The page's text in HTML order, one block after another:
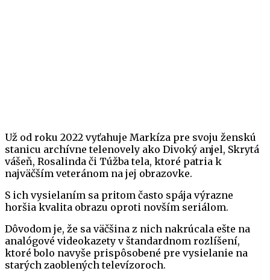
Už od roku 2022 vyťahuje Markíza pre svoju ženskú
stanicu archívne telenovely ako Divoký anjel, Skrytá
vášeň, Rosalinda či Túžba tela, ktoré patria k
najväčším veteránom na jej obrazovke.
S ich vysielaním sa pritom často spája výrazne
horšia kvalita obrazu oproti novším seriálom.
Dôvodom je, že sa väčšina z nich nakrúcala ešte na
analógové videokazety v štandardnom rozlíšení,
ktoré bolo navyše prispôsobené pre vysielanie na
starých zaoblených televízoroch.